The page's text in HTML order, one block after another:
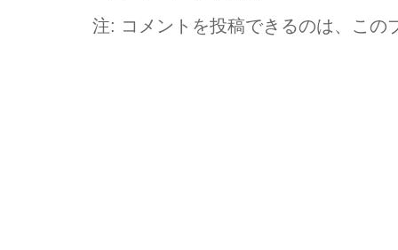
注: コメントを投稿できるのは、この